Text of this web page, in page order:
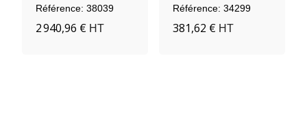
Référence: 38039
2 940,96 € HT
Référence: 34299
381,62 € HT